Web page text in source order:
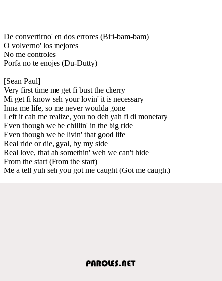
De convertirno' en dos errores (Biri-bam-bam)
O volverno' los mejores
No me controles
Porfa no te enojes (Du-Dutty)
[Sean Paul]
Very first time me get fi bust the cherry
Mi get fi know seh your lovin' it is necessary
Inna me life, so me never woulda gone
Left it cah me realize, you no deh yah fi di monetary
Even though we be chillin' in the big ride
Even though we be livin' that good life
Real ride or die, gyal, by my side
Real love, that ah somethin' weh we can't hide
From the start (From the start)
Me a tell yuh seh you got me caught (Got me caught)